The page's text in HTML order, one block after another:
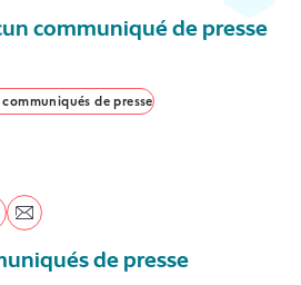
communiqué de presse
de presse
LinkedIn
Envoyer par courriel
de presse